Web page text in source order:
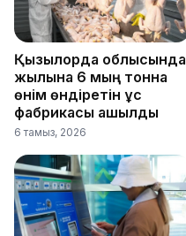
Қызылорда облысында
жылына 6 мың тонна
өнім өндіретін құс
фабрикасы ашылды
6 тамыз, 2026